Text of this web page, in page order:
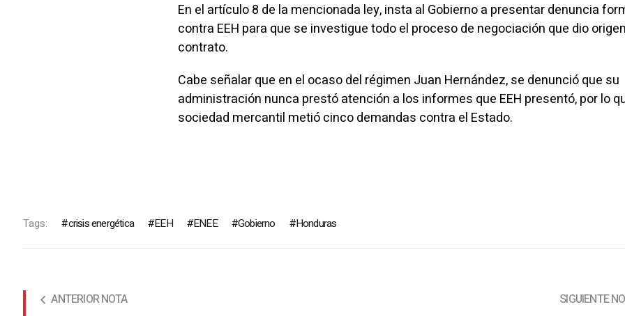
En el artículo 8 de la mencionada ley, insta al Gobierno a presentar denuncia
contra EEH para que se investigue todo el proceso de negociación que dio
contrato.
Cabe señalar que en el ocaso del régimen Juan Hernández, se denunció que su
administración nunca prestó atención a los informes que EEH presentó, por lo
sociedad mercantil metió cinco demandas contra el Estado.
Tags: crisis energética EEH ENEE Gobierno Honduras
ANTERIOR NOTA SIGUIENTE